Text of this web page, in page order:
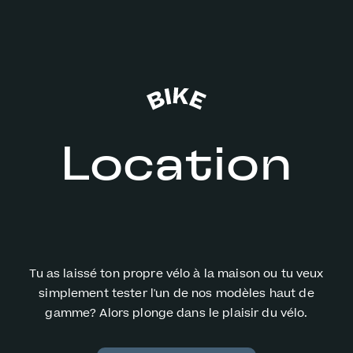
Location
Tu as laissé ton propre vélo à la maison ou tu veux
simplement tester l'un de nos modèles haut de
gamme? Alors plonge dans le plaisir du vélo.